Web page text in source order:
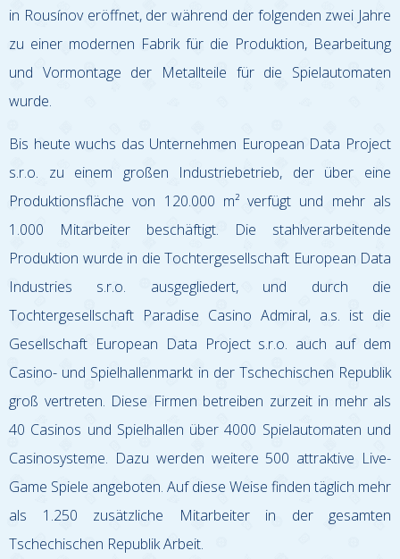
in Rousínov eröffnet, der während der folgenden zwei Jahre
zu einer modernen Fabrik für die Produktion, Bearbeitung
und Vormontage der Metallteile für die Spielautomaten
wurde.
Bis heute wuchs das Unternehmen European Data Project
s.r.o. zu einem großen Industriebetrieb, der über eine
Produktionsfläche von 120.000 m² verfügt und mehr als
1.000 Mitarbeiter beschäftigt. Die stahlverarbeitende
Produktion wurde in die Tochtergesellschaft European Data
Industries s.r.o. ausgegliedert, und durch die
Tochtergesellschaft Paradise Casino Admiral, a.s. ist die
Gesellschaft European Data Project s.r.o. auch auf dem
Casino- und Spielhallenmarkt in der Tschechischen Republik
groß vertreten. Diese Firmen betreiben zurzeit in mehr als
40 Casinos und Spielhallen über 4000 Spielautomaten und
Casinosysteme. Dazu werden weitere 500 attraktive Live-
Game Spiele angeboten. Auf diese Weise finden täglich mehr
als 1.250 zusätzliche Mitarbeiter in der gesamten
Tschechischen Republik Arbeit.